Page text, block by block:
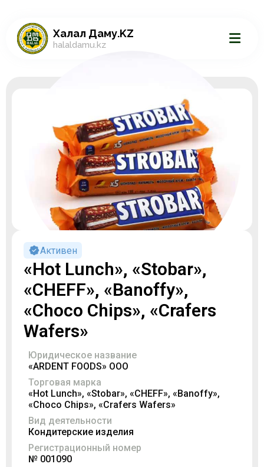
Халал Даму.KZ
halaldamu.kz
Активен
«Hot Lunch», «Stobar»,
«CHEFF», «Banoffy»,
«Choco Chips», «Crafers
Wafers»
Юридическое название
«ARDENT FOODS» ООО
Торговая марка
«Hot Lunch», «Stobar», «CHEFF», «Banoffy»,
«Choco Chips», «Crafers Wafers»
Вид деятельности
Кондитерские изделия
Регистрационный номер
№ 001090